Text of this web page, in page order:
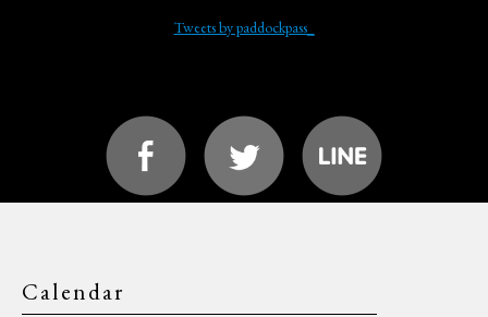
Tweets by paddockpass_
Calendar